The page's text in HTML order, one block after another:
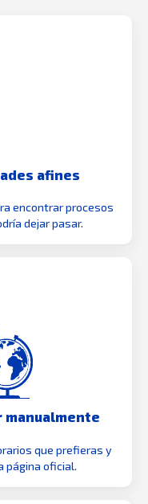
afines
encontrar procesos
dejar pasar.
manualmente
que prefieras y
página oficial.